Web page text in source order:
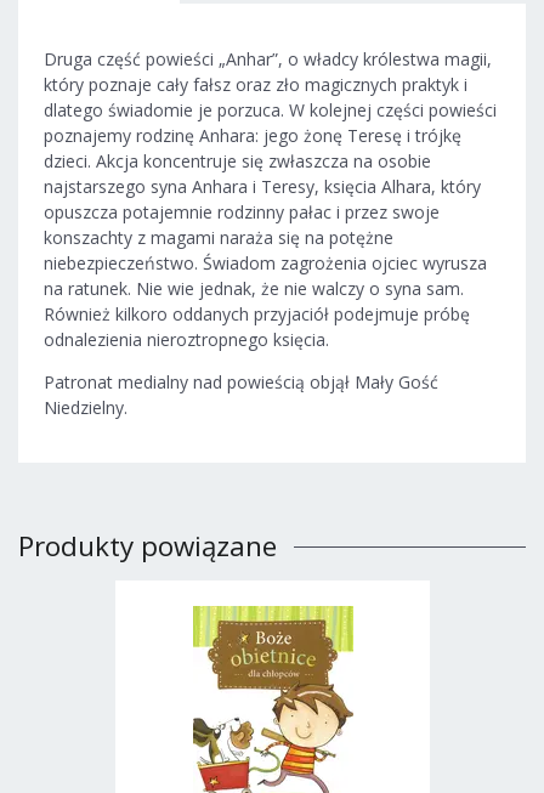
Druga część powieści „Anhar”, o władcy królestwa magii,
który poznaje cały fałsz oraz zło magicznych praktyk i
dlatego świadomie je porzuca. W kolejnej części powieści
poznajemy rodzinę Anhara: jego żonę Teresę i trójkę
dzieci. Akcja koncentruje się zwłaszcza na osobie
najstarszego syna Anhara i Teresy, księcia Alhara, który
opuszcza potajemnie rodzinny pałac i przez swoje
konszachty z magami naraża się na potężne
niebezpieczeństwo. Świadom zagrożenia ojciec wyrusza
na ratunek. Nie wie jednak, że nie walczy o syna sam.
Również kilkoro oddanych przyjaciół podejmuje próbę
odnalezienia nieroztropnego księcia.
Patronat medialny nad powieścią objął Mały Gość
Niedzielny.
Produkty powiązane